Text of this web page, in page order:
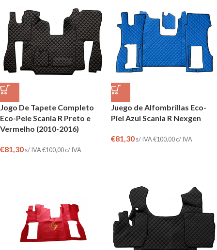
Jogo De Tapete Completo
Eco-Pele Scania R Preto e
Vermelho (2010-2016)
€81,30s/ IVA€100,00c/ IVA
Juego de Alfombrillas Eco-
Piel Azul Scania R Nexgen
€81,30s/ IVA€100,00c/ IVA